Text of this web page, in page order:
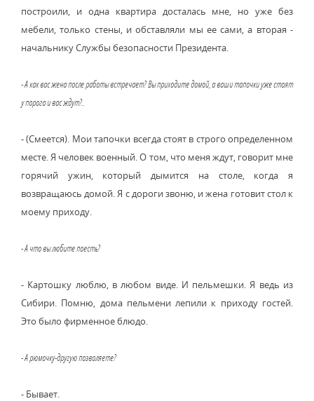
построили, и одна квартира досталась мне, но уже без
мебели, только стены, и обставляли мы ее сами, а вторая -
начальнику Службы безопасности Президента.
- А как вас жена после работы встречает? Вы приходите домой, а ваши тапочки уже стоят
у порога и вас ждут?..
- (Смеется). Мои тапочки всегда стоят в строго определенном
месте. Я человек военный. О том, что меня ждут, говорит мне
горячий ужин, который дымится на столе, когда я
возвращаюсь домой. Я с дороги звоню, и жена готовит стол к
моему приходу.
- А что вы любите поесть?
- Картошку люблю, в любом виде. И пельмешки. Я ведь из
Сибири. Помню, дома пельмени лепили к приходу гостей.
Это было фирменное блюдо.
- А рюмочку-другую позволяете?
- Бывает.